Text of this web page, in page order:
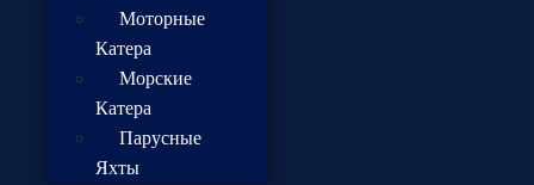
Моторные
Катера
Морские
Катера
Парусные
Яхты